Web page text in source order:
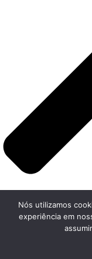
Nós utilizamos
experiência em